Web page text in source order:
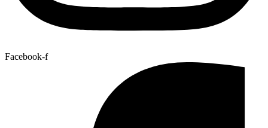
Facebook-f